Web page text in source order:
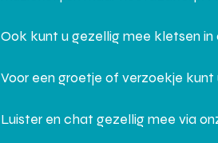
Ook kunt u gezellig mee kletsen
Voor een groetje of verzoekje
Luister en chat gezellig mee via